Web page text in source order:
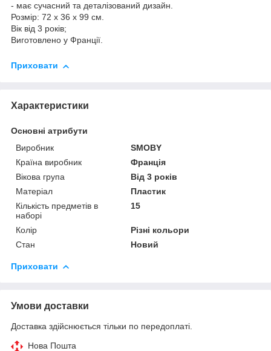
- має сучасний та деталізований дизайн.
Розмір: 72 x 36 x 99 см.
Вік від 3 років;
Виготовлено у Франції.
Приховати
Характеристики
Основні атрибути
Виробник
SMOBY
Країна виробник
Франція
Вікова група
Від 3 років
Матеріал
Пластик
Кількість предметів в
наборі
15
Колір
Різні кольори
Стан
Новий
Приховати
Умови доставки
Доставка здійснюється тільки по передоплаті.
Нова Пошта